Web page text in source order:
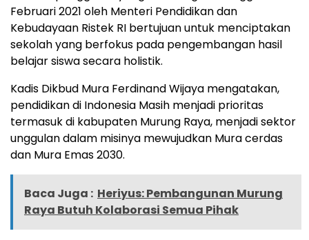
Februari 2021 oleh Menteri Pendidikan dan
Kebudayaan Ristek RI bertujuan untuk menciptakan
sekolah yang berfokus pada pengembangan hasil
belajar siswa secara holistik.
Kadis Dikbud Mura Ferdinand Wijaya mengatakan,
pendidikan di Indonesia Masih menjadi prioritas
termasuk di kabupaten Murung Raya, menjadi sektor
unggulan dalam misinya mewujudkan Mura cerdas
dan Mura Emas 2030.
Baca Juga : Heriyus: Pembangunan Murung
Raya Butuh Kolaborasi Semua Pihak